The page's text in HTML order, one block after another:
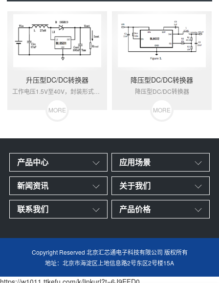
升压型DC/DC转换器
工作电压1.5V至40V，封装形式多样，...
MORE
降压型DC/DC转换器
降压型DC/DC转换器
MORE
产品中心 应用场景
新闻资讯 关于我们
联系我们 产品价格
Copyright Reserved 北京汇芯通电子科技有限公司 版权所有
地址：北京市海淀区上地信息路2号东区2号楼15A